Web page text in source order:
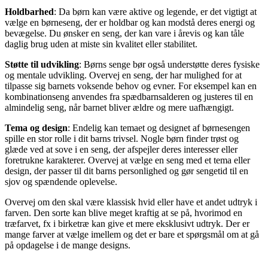
Holdbarhed: Da børn kan være aktive og legende, er det vigtigt at
vælge en børneseng, der er holdbar og kan modstå deres energi og
bevægelse. Du ønsker en seng, der kan vare i årevis og kan tåle
daglig brug uden at miste sin kvalitet eller stabilitet.
Støtte til udvikling: Børns senge bør også understøtte deres fysiske
og mentale udvikling. Overvej en seng, der har mulighed for at
tilpasse sig barnets voksende behov og evner. For eksempel kan en
kombinationseng anvendes fra spædbarnsalderen og justeres til en
almindelig seng, når barnet bliver ældre og mere uafhængigt.
Tema og design: Endelig kan temaet og designet af børnesengen
spille en stor rolle i dit barns trivsel. Nogle børn finder trøst og
glæde ved at sove i en seng, der afspejler deres interesser eller
foretrukne karakterer. Overvej at vælge en seng med et tema eller
design, der passer til dit barns personlighed og gør sengetid til en
sjov og spændende oplevelse.
Overvej om den skal være klassisk hvid eller have et andet udtryk i
farven. Den sorte kan blive meget kraftig at se på, hvorimod en
træfarvet, fx i birketræ kan give et mere eksklusivt udtryk. Der er
mange farver at vælge imellem og det er bare et spørgsmål om at gå
på opdagelse i de mange designs.